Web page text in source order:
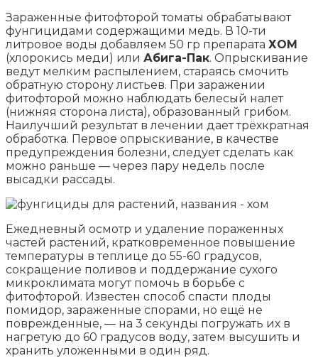
Зараженные фитофторой томаты обрабатывают
фунгицидами содержащими медь. В 10-ти
литровое воды добавляем 50 гр препарата ХОМ
(хлорокись меди) или Абига-Пак. Опрыскивание
ведут мелким распылением, стараясь смочить
обратную сторону листьев. При заражении
фитофторой можно наблюдать белесый налет
(нижняя сторона листа), образованный грибом.
Наилучший результат в лечении дает трёхкратная
обработка. Первое опрыскивание, в качестве
предупреждения болезни, следует сделать как
можно раньше — через пару недель после
высадки рассады.
Ежедневный осмотр и удаление пораженных
частей растений, кратковременное повышение
температуры в теплице до 55-60 градусов,
сокращение поливов и поддержание сухого
микроклимата могут помочь в борьбе с
фитофторой. Известен способ спасти плоды
помидор, зараженные спорами, но ещё не
поврежденные, — на 3 секунды погружать их в
нагретую до 60 градусов воду, затем высушить и
хранить уложенными в один ряд.